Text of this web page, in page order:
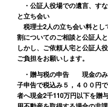
・公証人役場での遺言、す
と立ち会い
税理士2人の立ち会い料とし
割についてのご相談と公証人
しかし、ご依頼人宅と公証人
ご負担をお願いします。
・贈与税の申告 現金のみ
子申告で税込み５，４００円
者へ現金2千110万円以下を贈